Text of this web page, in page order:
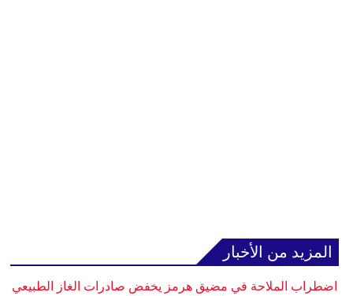
المزيد من الأخبار
اضطراب الملاحة في مضيق هرمز يخفض صادرات الغاز الطبيعي